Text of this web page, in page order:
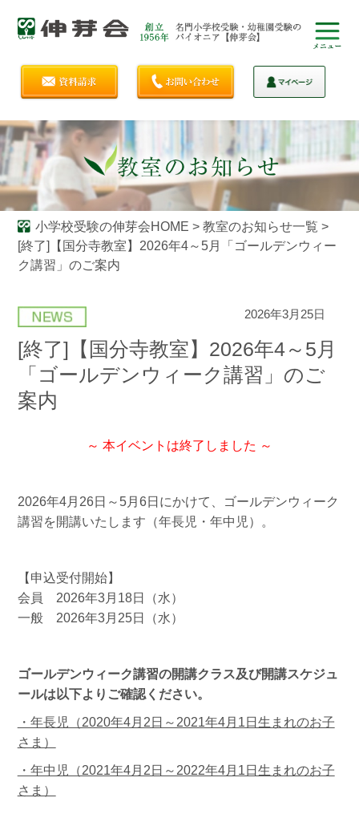
小学校受験の伸芽会HOME > 教室のお知らせ一覧 >
[終了]【国分寺教室】2026年4～5月「ゴールデンウィー
ク講習」のご案内
2026年3月25日
[終了]【国分寺教室】2026年4～5月
「ゴールデンウィーク講習」のご
案内
～ 本イベントは終了しました ～
2026年4月26日～5月6日にかけて、ゴールデンウィーク
講習を開講いたします（年長児・年中児）。
【申込受付開始】
会員 2026年3月18日（水）
一般 2026年3月25日（水）
ゴールデンウィーク講習の開講クラス及び開講スケジュ
ールは以下よりご確認ください。
・年長児（2020年4月2日～2021年4月1日生まれのお子
さま）
・年中児（2021年4月2日～2022年4月1日生まれのお子
さま）